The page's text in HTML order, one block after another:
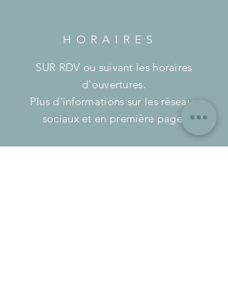
HORAIRES
SUR RDV ou suivant les horaires
d'ouvertures.
Plus d'informations sur les réseaux
sociaux et en première page.